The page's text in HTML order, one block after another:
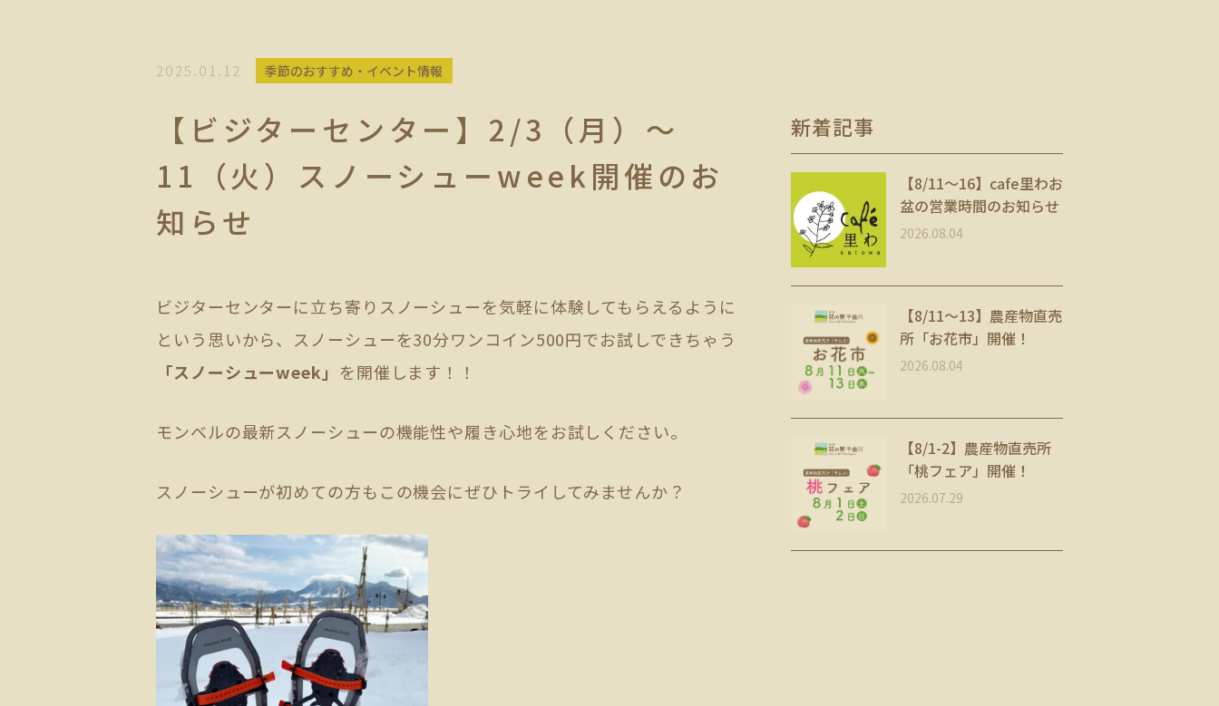
2025.01.12 季節のおすすめ・イベント情報
【ビジターセンター】2/3（月）～
11（火）スノーシューweek開催のお
知らせ
ビジターセンターに立ち寄りスノーシューを気軽に体験してもらえるように
という思いから、スノーシューを30分ワンコイン500円でお試しできちゃう
「スノーシューweek」 を開催します！！
モンベルの最新スノーシューの機能性や履き心地をお試しください。
スノーシューが初めての方もこの機会にぜひトライしてみませんか？
新着記事
【8/11〜16】cafe里わお
盆の営業時間のお知らせ
2026.08.04
【8/11～13】農産物直売
所「お花市」開催！
2026.08.04
【8/1-2】農産物直売所
「桃フェア」開催！
2026.07.29